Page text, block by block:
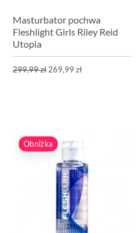
Masturbator pochwa
Fleshlight Girls Riley Reid
Utopia
299,99 zł 269,99 zł
Obniżka